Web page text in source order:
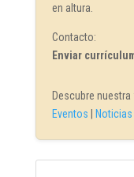
en altura.
Contacto:
Enviar
Descubre nuestra
Eventos
Noticias